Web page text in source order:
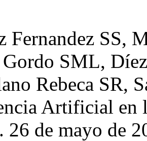
Fernandez SS,
Gordo SML,
Rebeca SR,
Artificial en
26 de mayo de